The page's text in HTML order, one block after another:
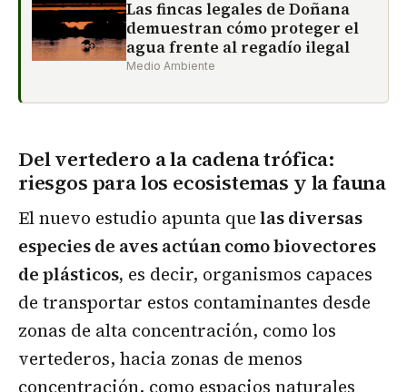
Las fincas legales de Doñana
demuestran cómo proteger el
agua frente al regadío ilegal
Medio Ambiente
Del vertedero a la cadena trófica:
riesgos para los ecosistemas y la fauna
El nuevo estudio apunta quelas diversas
especies de aves actúan como biovectores
de plásticos, es decir, organismos capaces
de transportar estos contaminantes desde
zonas de alta concentración, como los
vertederos, hacia zonas de menos
concentración, como espacios naturales